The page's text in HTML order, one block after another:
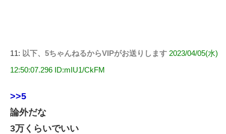
11: 以下、5ちゃんねるからVIPがお送りします 2023/04/05(水)
12:50:07.296 ID:mIU1/CkFM
>>5
論外だな
3万くらいでいい